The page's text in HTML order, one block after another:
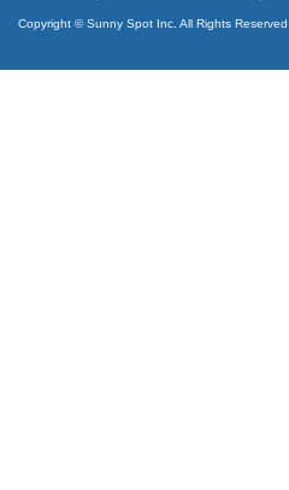
Copyright © Sunny Spot Inc. All Rights Reserved